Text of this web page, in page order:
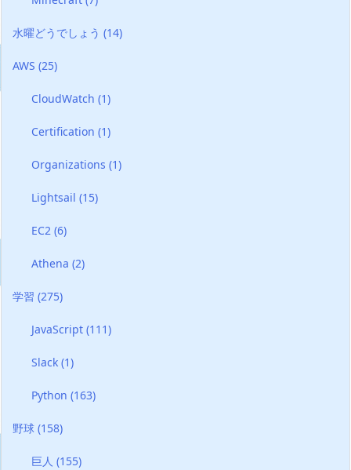
水曜どうでしょう (14)
AWS (25)
CloudWatch(1)
Certification(1)
Organizations(1)
Lightsail(15)
EC2(6)
Athena(2)
学習 (275)
JavaScript(111)
Slack(1)
Python(163)
野球 (158)
巨人(155)